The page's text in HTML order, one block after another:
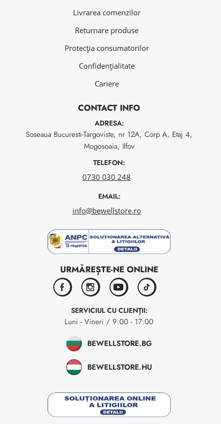
Livrarea comenzilor
Returnare produse
Protecția consumatorilor
Confidențialitate
Cariere
CONTACT INFO
ADRESA:
Soseaua Bucuresti-Targoviste, nr 12A, Corp A, Etaj 4,
Mogosoaia, Ilfov
TELEFON:
0730 030 248
EMAIL:
info@bewellstore.ro
URMĂREȘTE-NE ONLINE
facebookinstagramyoutubetiktok
SERVICIUL CU CLIENȚII:
Luni - Vineri / 9:00 - 17:00
BEWELLSTORE.BG
BEWELLSTORE.HU